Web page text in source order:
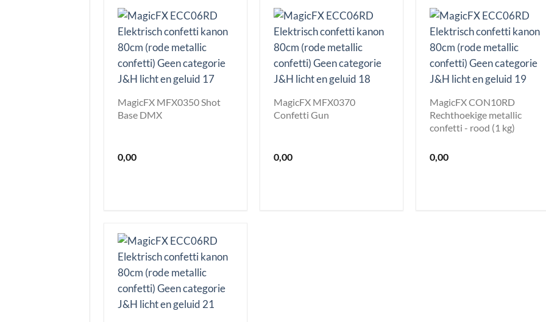
MagicFX MFX0350 Shot
Base DMX
0,00
MagicFX MFX0370
Confetti Gun
0,00
MagicFX CON10RD
Rechthoekige metallic
confetti - rood (1 kg)
0,00